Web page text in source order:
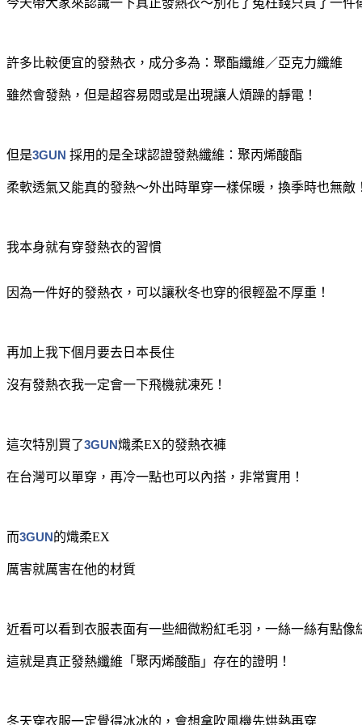
許多比較便宜的發熱衣，成分多為：聚酯纖維／亞克力纖維
雖然會發熱，但是超容易悶或是出現讓人煩躁的靜電！
但是3GUN 採用的是全球認證發熱纖維：聚丙烯酸酯
柔軟透氣又能真的發熱～外出時單穿一樣保暖，換季時也無敵！
我本身就有穿發熱衣的習慣
因為一件好的發熱衣，可以讓秋冬也穿的很輕盈不厚重！
再加上我下個月要去日本長住
沒有發熱衣我一定會一下飛機就凍死！
這次特別買了3GUN熾柔EX的發熱衣褲
在台灣可以單穿，再冷一點也可以內搭，非常實用！
而3GUN的熾柔EX
厲害就厲害在他的材質
近看可以看到衣服表面有一些細微粉紅毛羽，一絲一絲有點像
這就是真正發熱纖維「聚丙烯酸酯」存在的證明！
冬天穿衣服一定覺得冰冰的，會想拿吹風機先烘熱再穿